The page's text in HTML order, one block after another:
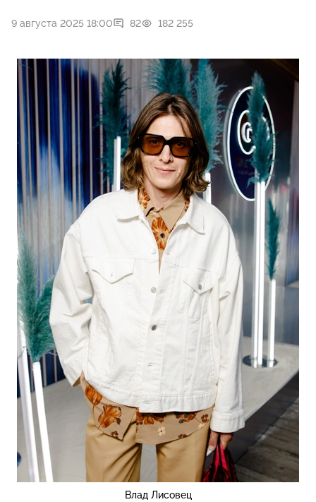
9 августа 2025 18:00 82 182 255
Влад Лисовец